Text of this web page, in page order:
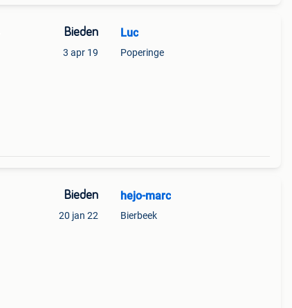
Bieden
3 apr 19
Luc
Poperinge
Bieden
20 jan 22
hejo-marc
Bierbeek